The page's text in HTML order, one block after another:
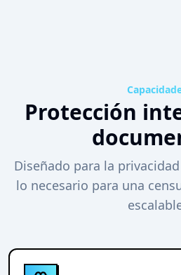
Protección
Diseñado para la
lo necesario para una